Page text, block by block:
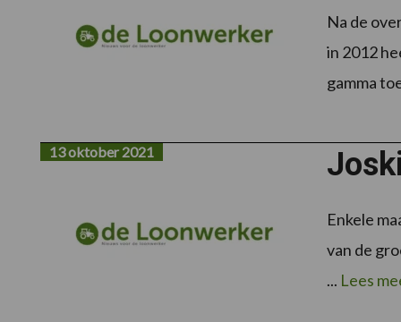
Na de
in 2012
gamma
13 oktober 2021
Enkele
van de
... Lees